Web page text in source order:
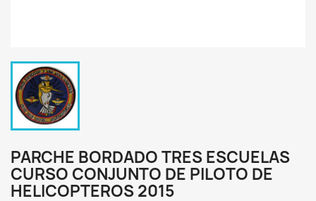
PARCHE BORDADO TRES ESCUELAS
CURSO CONJUNTO DE PILOTO DE
HELICOPTEROS 2015